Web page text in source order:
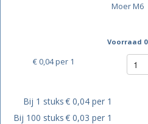
Moer M6
Voorraad 0
€ 0,04per 1
Bij 1 stuks€ 0,04 per 1
Bij 100 stuks€ 0,03 per 1